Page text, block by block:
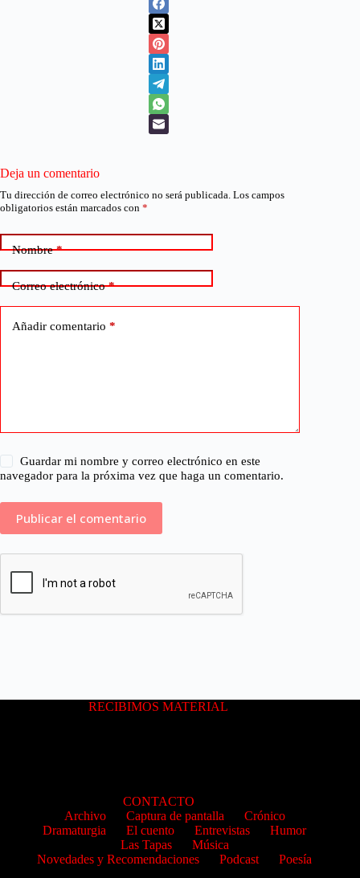
Deja un comentario
Tu dirección de correo electrónico no será publicada. Los campos
obligatorios están marcados con *
Nombre*
Correo electrónico*
Añadir comentario *
Guardar mi nombre y correo electrónico en este
navegador para la próxima vez que haga un comentario.
RECIBIMOS MATERIAL
CONTACTO
Archivo
Captura de pantalla
Crónico
Dramaturgia
El cuento Entrevistas
Humor
Las Tapas
Música
Novedades y Recomendaciones
Podcast Poesía